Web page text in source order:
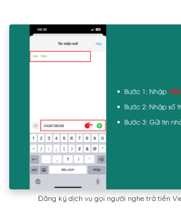
Đăng ký dịch vụ gọi người nghe trả tiền